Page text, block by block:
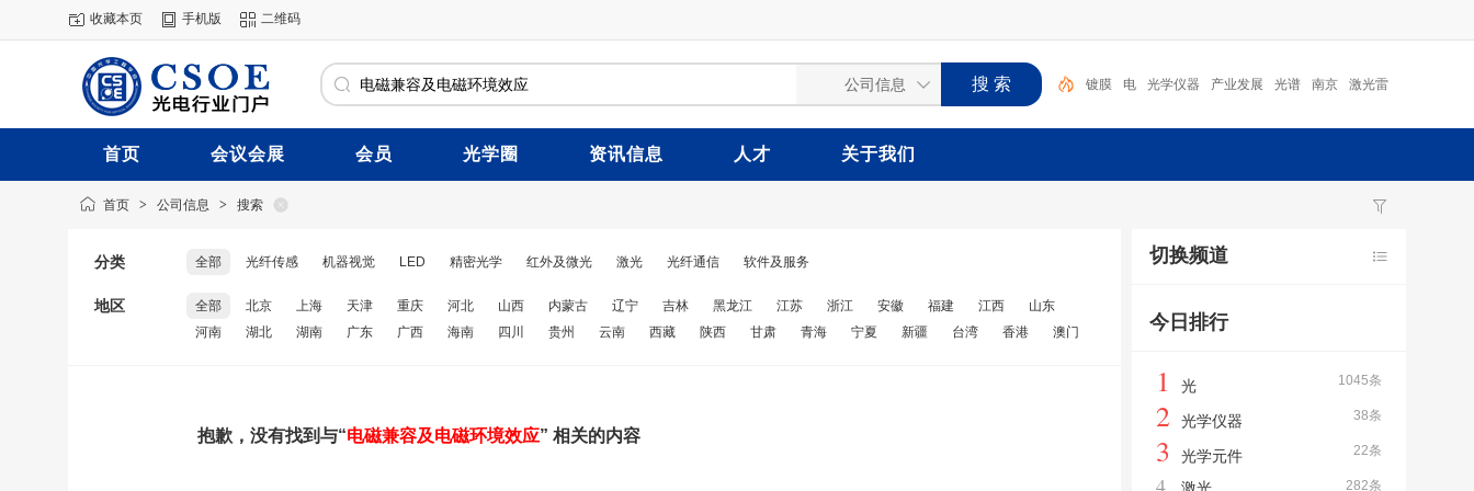
收藏本页 手机版 二维码
镀膜 电 光学仪器 产业发展 光谱 南京 激光雷
达 激光 成都 光
首页 会议会展 会员 光学圈 资讯信息 人才 关于我们
首页 > 公司信息 > 搜索
分类 全部 光纤传感 机器视觉 LED 精密光学 红外及微光 激光 光纤通信 软件及服务
地区 全部 北京 上海 天津 重庆 河北 山西 内蒙古 辽宁 吉林 黑龙江 江苏 浙江 安徽 福建 江西
山东
河南
湖北 湖南 广东 广西 海南 四川 贵州 云南 西藏 陕西 甘肃 青海 宁夏 新疆 台湾 香港 澳门
抱歉，没有找到与“电磁兼容及电磁环境效应” 相关的内容
切换频道
今日排行
1045条
1 光
38条
2 光学仪器
22条
3 光学元件
282条
4